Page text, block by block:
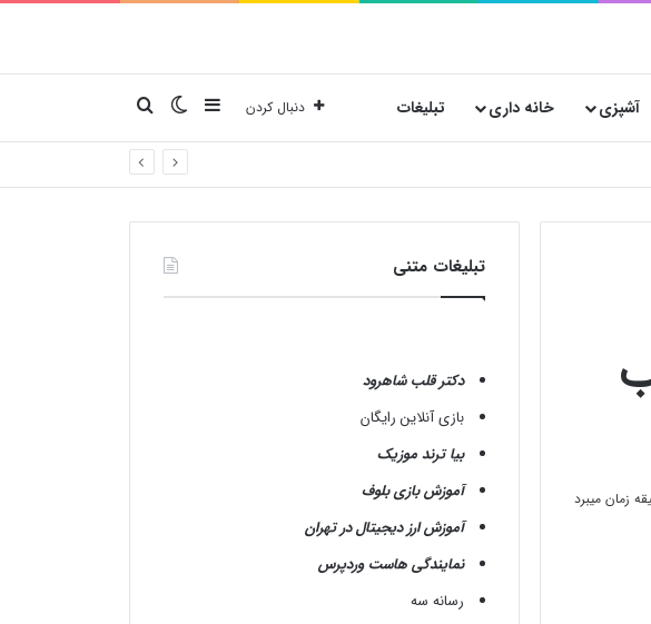
آشپزی خانه داری تبلیغات دنبال کردن نوارکناریتغییر پوسته
جستجو برای
تبلیغات متنی
دکتر قلب شاهرود
بازی آنلاین رایگان
بیا ترند موزیک
آموزش بازی بلوف
آموزش ارز دیجیتال در تهران
نمایندگی هاست وردپرس
رسانه سه